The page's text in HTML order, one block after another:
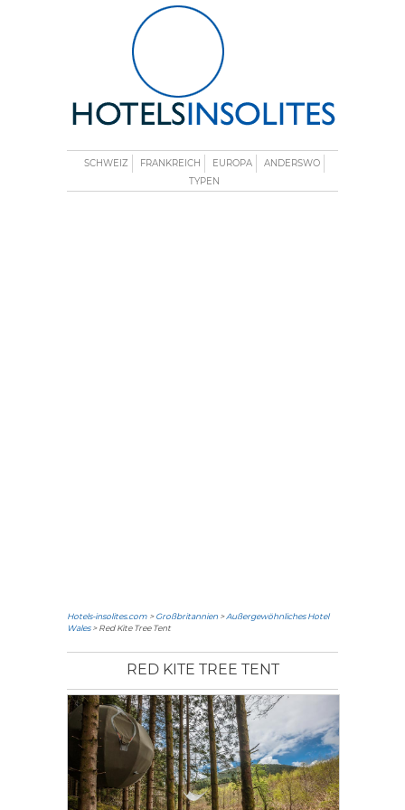
SCHWEIZ FRANKREICH EUROPA
ANDERSWO
TYPEN
Hotels-insolites.com >Großbritannien >Außergewöhnliches Hotel
Wales> Red Kite Tree Tent
RED KITE TREE TENT